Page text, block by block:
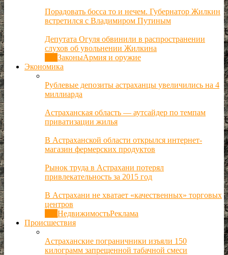
Порадовать босса то и нечем. Губернатор Жилкин
встретился с Владимиром Путиным
Депутата Огуля обвинили в распространении
слухов об увольнении Жилкина
ЗаконыАрмия и оружие
Экономика
Рублевые депозиты астраханцы увеличились на 4
миллиарда
Астраханская область — аутсайдер по темпам
приватизации жилья
В Астраханской области открылся интернет-
магазин фермерских продуктов
Рынок труда в Астрахани потерял
привлекательность за 2015 год
В Астрахани не хватает «качественных» торговых
центров
НедвижимостьРеклама
Происшествия
Астраханские пограничники изъяли 150
килограмм запрещенной табачной смеси